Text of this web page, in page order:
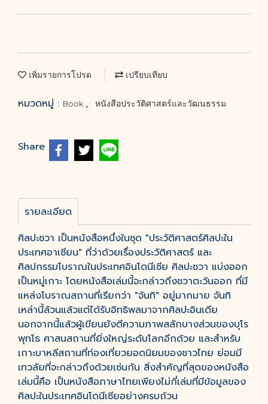
เพิ่มรายการโปรด เปรียบเทียบ
หมวดหมู่ : Book , หนังสือประวัติศาสตร์และวัฒนธรรม
Share
รายละเอียด
ศิลปะชวา เป็นหนังสือหนึ่งในชุด "ประวัติศาสตร์ศิลปะใน
ประเทศอาเซียน" ที่ว่าด้วยเรื่องประวัติศาสตร์ และ
ศิลปกรรมโบราณในประเทศอินโดนีเซีย ศิลปะชวา แบ่งออก
เป็นหมู่เกาะ โดยหนังสือเล่มนี้จะกล่าวถึงชวาตะวันออก ที่มี
แหล่งโบราณสถานที่เรียกว่า "จันทิ" อยู่มากมาย จันทิ
เหล่านี้ล้วนแล้วแต่ได้รับอิทธิพลมาจากศิลปะอินเดีย
นอกจากนี้แล้วผู้เขียนยังตีความภาพสลักบางส่วนของบุโร
พุทโธ ศาสนสถานที่ยิ่งใหญ่ระดับโลกอีกด้วย และสำหรับ
เกาะบาหลีสถานที่ท่องเที่ยวยอดนิยมของชาวไทย ย่อมมี
เทวลัยที่จะกล่าวถึงด้วยเช่นกัน สิ่งสำคัญที่สุดของหนังสือ
เล่มนี้คือ เป็นหนังสือภาษาไทยเพียงไม่กี่เล่มที่มีข้อมูลของ
ศิลปะในประเทศอินโดนีเซียอย่างครบถ้วน